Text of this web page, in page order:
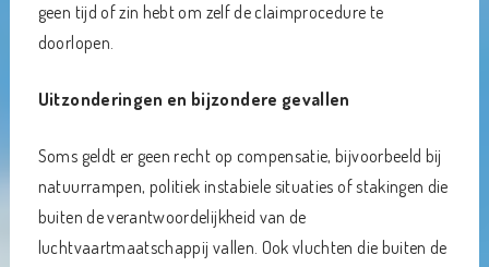
geen tijd of zin hebt om zelf de claimprocedure te
doorlopen.
Uitzonderingen en bijzondere gevallen
Soms geldt er geen recht op compensatie, bijvoorbeeld bij
natuurrampen, politiek instabiele situaties of stakingen die
buiten de verantwoordelijkheid van de
luchtvaartmaatschappij vallen. Ook vluchten die buiten de